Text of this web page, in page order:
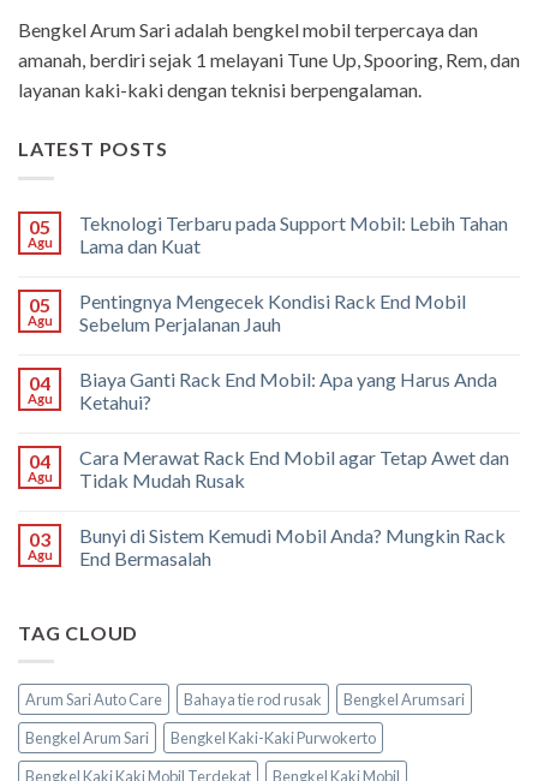
Bengkel Arum Sari adalah bengkel mobil terpercaya dan
amanah, berdiri sejak 1 melayani Tune Up, Spooring, Rem, dan
layanan kaki-kaki dengan teknisi berpengalaman.
LATEST POSTS
05
Agu
Teknologi Terbaru pada Support Mobil: Lebih Tahan
Lama dan Kuat
05
Agu
Pentingnya Mengecek Kondisi Rack End Mobil
Sebelum Perjalanan Jauh
04
Agu
Biaya Ganti Rack End Mobil: Apa yang Harus Anda
Ketahui?
04
Agu
Cara Merawat Rack End Mobil agar Tetap Awet dan
Tidak Mudah Rusak
03
Agu
Bunyi di Sistem Kemudi Mobil Anda? Mungkin Rack
End Bermasalah
TAG CLOUD
Arum Sari Auto Care Bahaya tie rod rusak
Bengkel Arumsari
Bengkel Arum Sari
Bengkel Kaki-Kaki Purwokerto
Bengkel Kaki Kaki Mobil Terdekat
Bengkel Kaki Mobil